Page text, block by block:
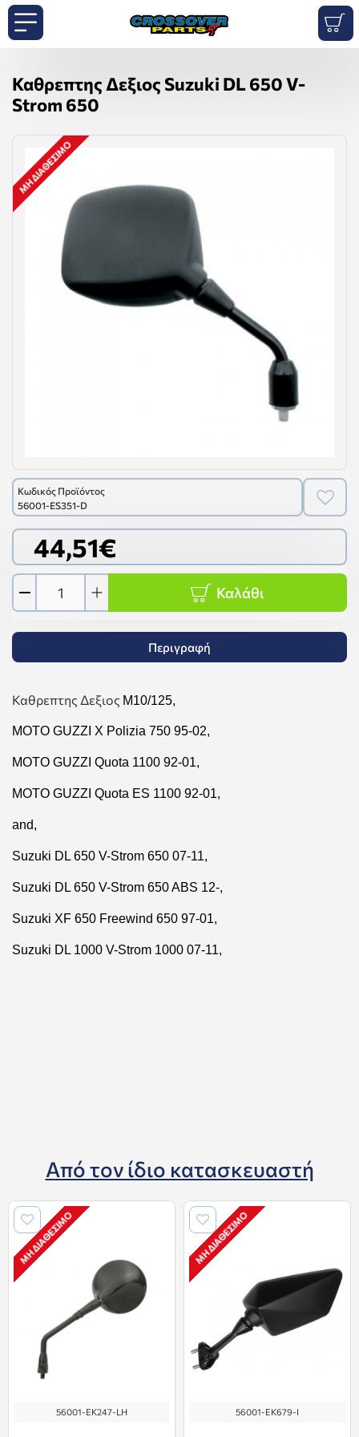
Καθρεπτης Δεξιος Suzuki DL 650 V-
Strom 650
ΜΗ ΔΙΑΘΈΣΙΜΟ
Κωδικός Προϊόντος
56001-ES351-D
44,51€
Καλάθι
Περιγραφή
Καθρεπτης Δεξιος M10/125,
MOTO GUZZI X Polizia 750 95-02,
MOTO GUZZI Quota 1100 92-01,
MOTO GUZZI Quota ES 1100 92-01,
and,
Suzuki DL 650 V-Strom 650 07-11,
Suzuki DL 650 V-Strom 650 ABS 12-,
Suzuki XF 650 Freewind 650 97-01,
Suzuki DL 1000 V-Strom 1000 07-11,
Από τον ίδιο κατασκευαστή
ΜΗ ΔΙΑΘΈΣΙΜΟ
56001-EK247-LH
ΜΗ ΔΙΑΘΈΣΙΜΟ
56001-EK679-I